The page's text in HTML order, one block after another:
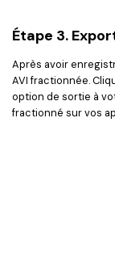
Étape 3.
Après avoir
AVI fractionnée.
option de sortie à
fractionné sur vos